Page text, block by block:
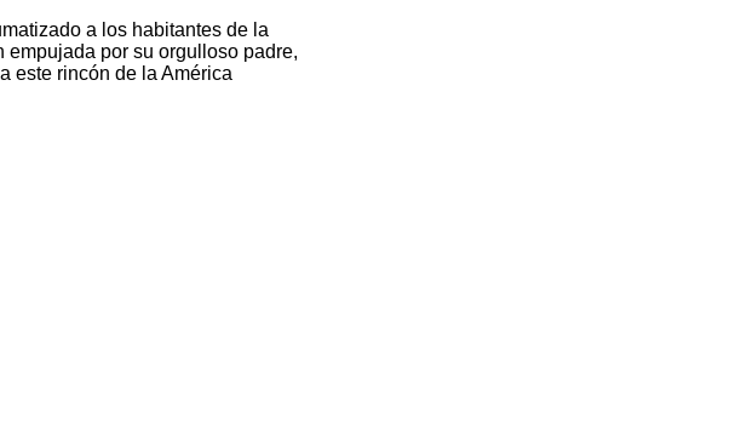
a los habitantes de la
por su orgulloso padre,
este rincón de la América